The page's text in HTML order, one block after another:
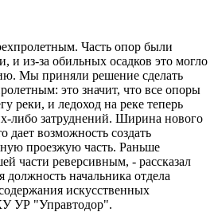
Часть опор были
и из-за обильных осадков это могло
Мы приняли решение сделать
это значит, что все опоры
реки, и ледоход на реке теперь
либо затруднений. Ширина нового
дает возможность создать
проезжую часть. Раньше
части реверсивным, - рассказал
начальника отдела
искусственных
УР "Управтодор".